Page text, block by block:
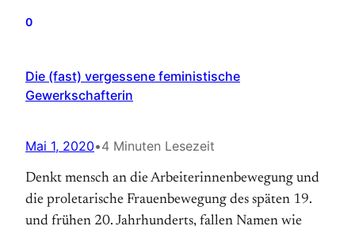
0
Die (fast) vergessene feministische
Gewerkschafterin
Mai 1, 2020•4 Minuten Lesezeit
Denkt mensch an die Arbeiterinnenbewegung und
die proletarische Frauenbewegung des späten 19.
und frühen 20. Jahrhunderts, fallen Namen wie